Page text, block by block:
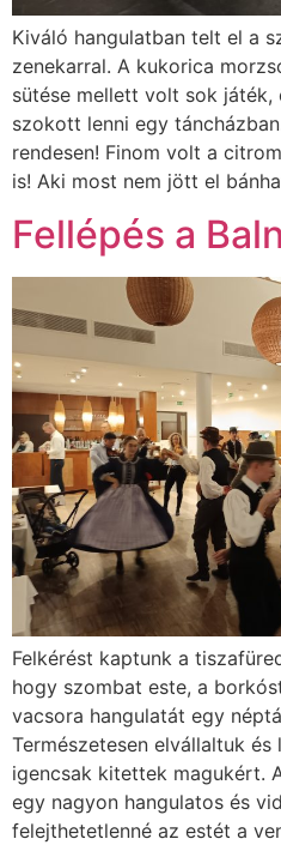
Kiváló hangulatban telt el a
zenekarral. A kukorica
sütése mellett volt sok játék,
szokott lenni egy
rendesen! Finom volt a
is! Aki most nem jött el
Fellépés a
Felkérést kaptunk a
hogy szombat este, a
vacsora hangulatát egy
Természetesen elvállaltuk
igencsak kitettek magukért.
egy nagyon hangulatos és
felejthetetlenné az estét a